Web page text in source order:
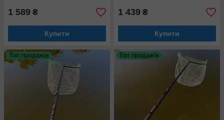
1 589 ₴
Купити
1 439 ₴
Купити
Топ продажів Топ продажів